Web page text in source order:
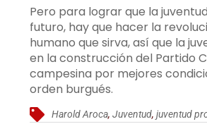
Pero para lograr que la
futuro, hay que hacer la
humano que sirva, así que la
en la construcción del Partido
campesina por mejores
orden burgués.
Harold Aroca,Juventud,juventud